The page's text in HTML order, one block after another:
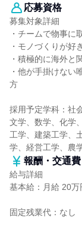
応募資格
募集対象詳細
・チームで物事に
・モノづくりが好
・積極的に海外と
・他が手掛けない
方
採用予定学科：社
文学、数学、化学
工学、建築工学、
学、経営工学、農
報酬・交通費
給与詳細
基本給：月給 20万
固定残業代：なし